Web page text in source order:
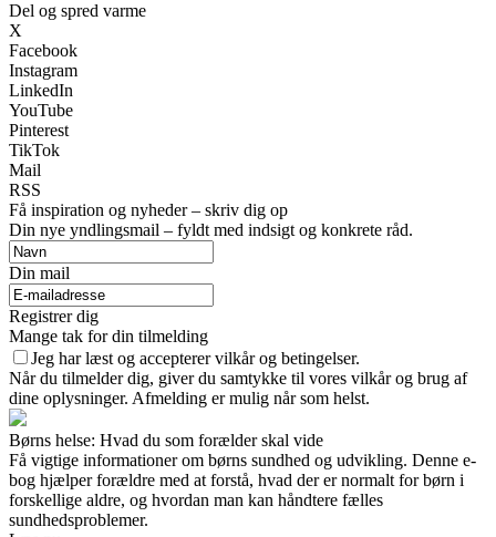
Del og spred varme
X
Facebook
Instagram
LinkedIn
YouTube
Pinterest
TikTok
Mail
RSS
Få inspiration og nyheder – skriv dig op
Din nye yndlingsmail – fyldt med indsigt og konkrete råd.
Din mail
Registrer dig
Mange tak for din tilmelding
Jeg har læst og accepterer vilkår og betingelser.
Når du tilmelder dig, giver du samtykke til vores vilkår og brug af
dine oplysninger. Afmelding er mulig når som helst.
Børns helse: Hvad du som forælder skal vide
Få vigtige informationer om børns sundhed og udvikling. Denne e-
bog hjælper forældre med at forstå, hvad der er normalt for børn i
forskellige aldre, og hvordan man kan håndtere fælles
sundhedsproblemer.